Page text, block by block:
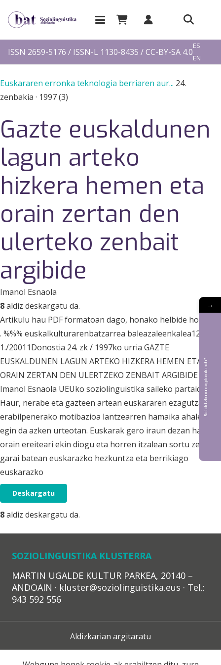
ISSN 2659-5176 / ISSN-L 1130-8435 / CC-BY-SA 4.0
ES
EN
Euskararen erronka teknologia berriaren aur... 24.
zenbakia · 1997 (3)
Gazte euskaldunen
lagun arteko
hizkera hemen eta
orain zertan den
ulerteko zenbait
argibide
Imanol Esnaola
8aldiz deskargatu da.
Artikulu hau PDF formatoan dago, honako helbide honetan
. %%% euskalkulturarenbatzarrea baleazaleenkalea12-
1./20011Donostia 24. zk / 1997ko urria GAZTE
EUSKALDUNEN LAGUN ARTEKO HIZKERA HEMEN ETA
ORAIN ZERTAN DEN ULERTZEKO ZENBAIT ARGIBIDE
Imanol Esnaola UEUko soziolinguistika saileko partaide 63
Haur, nerabe eta gazteen artean euskararen ezagutza eta
erabilpenerako motibazioa lantzearren hamaika ahalegin
egin da azken urteotan. Euskarak gero iraun dezan hazia
orain ereiteari ekin diogu eta horren itzalean sortu zen
garai batean euskarazko hezkuntza eta berrikiago
euskarazko
Deskargatu
8aldiz deskargatu da.
SOZIOLINGUISTIKA KLUSTERRA
MARTIN UGALDE KULTUR PARKEA, 20140 –
ANDOAIN · kluster@soziolinguistika.eus · Tel.:
943 592 556
Aldizkarian argitaratu
Lege Oharra
→
Bat aldizkarian argitaratu nahi?